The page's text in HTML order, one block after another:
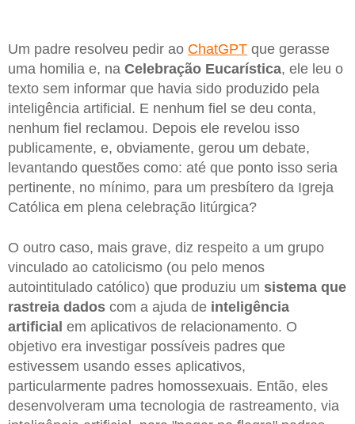
Um padre resolveu pedir ao ChatGPT que gerasse
uma homilia e, na Celebração Eucarística, ele leu o
texto sem informar que havia sido produzido pela
inteligência artificial. E nenhum fiel se deu conta,
nenhum fiel reclamou. Depois ele revelou isso
publicamente, e, obviamente, gerou um debate,
levantando questões como: até que ponto isso seria
pertinente, no mínimo, para um presbítero da Igreja
Católica em plena celebração litúrgica?
O outro caso, mais grave, diz respeito a um grupo
vinculado ao catolicismo (ou pelo menos
autointitulado católico) que produziu um sistema que
rastreia dados com a ajuda de inteligência
artificial em aplicativos de relacionamento. O
objetivo era investigar possíveis padres que
estivessem usando esses aplicativos,
particularmente padres homossexuais. Então, eles
desenvolveram uma tecnologia de rastreamento, via